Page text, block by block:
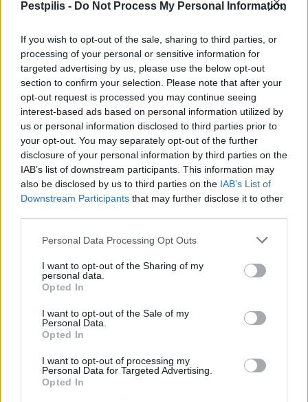
Pestpilis - Do Not Process My Personal Information
If you wish to opt-out of the sale, sharing to third parties, or
processing of your personal or sensitive information for
targeted advertising by us, please use the below opt-out
section to confirm your selection. Please note that after your
opt-out request is processed you may continue seeing
interest-based ads based on personal information utilized by
us or personal information disclosed to third parties prior to
your opt-out. You may separately opt-out of the further
disclosure of your personal information by third parties on the
IAB’s list of downstream participants. This information may
also be disclosed by us to third parties on the IAB’s List of
Downstream Participants that may further disclose it to other
Personal Data Processing Opt Outs
I want to opt-out of the Sharing of my
personal data.
Opted In
I want to opt-out of the Sale of my
Personal Data.
Opted In
I want to opt-out of processing my
Personal Data for Targeted Advertising.
Opted In
sportberuházások
ZÁÉV Építőipari Zrt.
Főber Zrt.
KÉSZ Csoport
MAGYAR ÉPÍTŐK